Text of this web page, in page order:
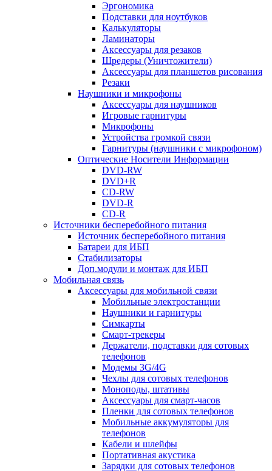
Эргономика
Подставки для ноутбуков
Калькуляторы
Ламинаторы
Аксессуары для резаков
Шредеры (Уничтожители)
Аксессуары для планшетов рисования
Резаки
Наушники и микрофоны
Аксессуары для наушников
Игровые гарнитуры
Микрофоны
Устройства громкой связи
Гарнитуры (наушники с микрофоном)
Оптические Носители Информации
DVD-RW
DVD+R
CD-RW
DVD-R
CD-R
Источники бесперебойного питания
Источник бесперебойного питания
Батареи для ИБП
Стабилизаторы
Доп.модули и монтаж для ИБП
Мобильная связь
Аксессуары для мобильной связи
Мобильные электростанции
Наушники и гарнитуры
Симкарты
Смарт-трекеры
Держатели, подставки для сотовых
телефонов
Модемы 3G/4G
Чехлы для сотовых телефонов
Моноподы, штативы
Аксессуары для смарт-часов
Пленки для сотовых телефонов
Мобильные аккумуляторы для
телефонов
Кабели и шлейфы
Портативная акустика
Зарядки для сотовых телефонов